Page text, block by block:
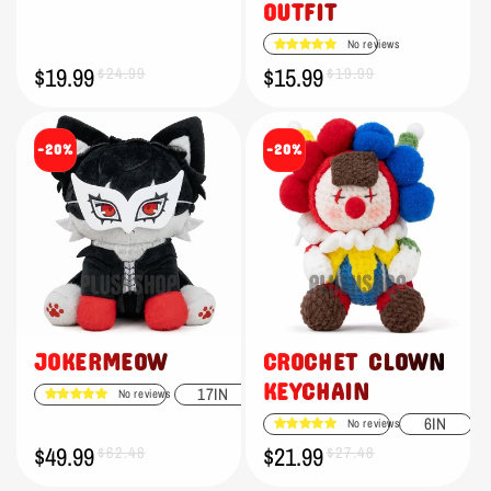
Verkaufspreis
$19.99
Normaler
Preis
$24.99
OUTFIT
No reviews
Verkaufspreis
$15.99
Normaler
Preis
$19.99
-20%
JOKERMEOW
No reviews 17IN
Verkaufspreis
$49.99
Normaler
Preis
$62.48
-20%
CROCHET CLOWN
KEYCHAIN
No reviews 6IN
Verkaufspreis
$21.99
Normaler
Preis
$27.48